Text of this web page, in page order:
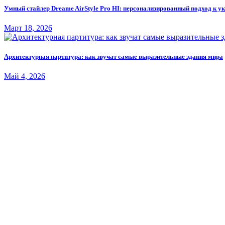
Умный стайлер Dreame AirStyle Pro HI: персонализированный подход к
Март 18, 2026
Архитектурная партитура: как звучат самые выразительные здания мира
Май 4, 2026